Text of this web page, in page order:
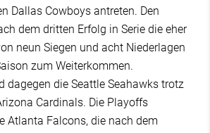
Dallas Cowboys antreten. Den
dem dritten Erfolg in Serie die eher
neun Siegen und acht Niederlagen
zum Weiterkommen.
dagegen die Seattle Seahawks trotz
Cardinals. Die Playoffs
Atlanta Falcons, die nach dem